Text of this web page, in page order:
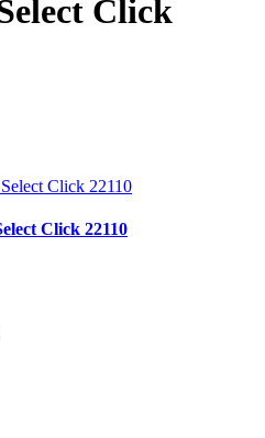
Click
Click 22110